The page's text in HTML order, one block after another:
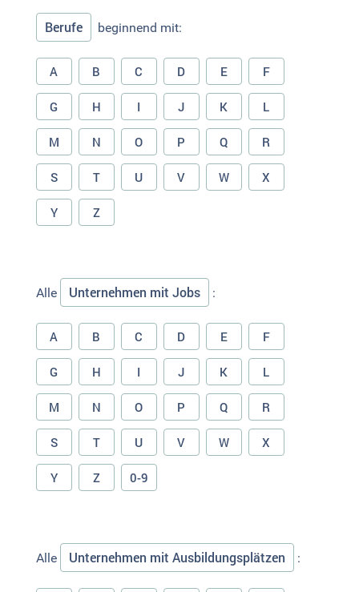
Berufe beginnend mit:
A B C D E F
G H I J K L
M N O P Q R
S T U V W X
Y Z
Alle Unternehmen mit Jobs :
A B C D E F
G H I J K L
M N O P Q R
S T U V W X
Y Z 0-9
Alle Unternehmen mit Ausbildungsplätzen :